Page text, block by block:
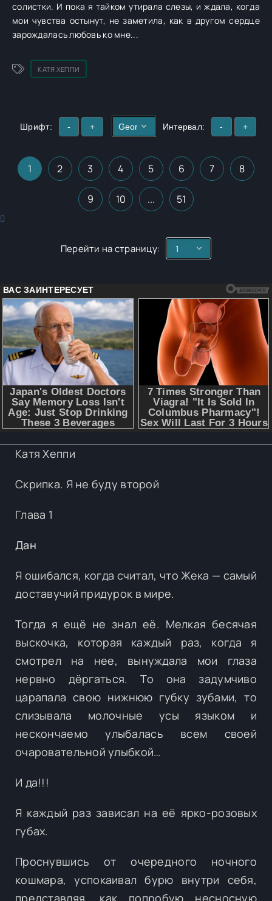
солистки. И пока я тайком утирала слезы, и ждала, когда
мои чувства остынут, не заметила, как в другом сердце
зарождалась любовь ко мне...
КАТЯ ХЕППИ
Шрифт: - + Интервал: - +
1 2 3 4 5 6 7 8
9 10 ... 51
Перейти на страницу:
Катя Хеппи
Скрипка. Я не буду второй
Глава 1
Дан
Я ошибался, когда считал, что Жека — самый
доставучий придурок в мире.
Тогда я ещё не знал её. Мелкая бесячая
выскочка, которая каждый раз, когда я
смотрел на нее, вынуждала мои глаза
нервно дёргаться. То она задумчиво
царапала свою нижнюю губку зубами, то
слизывала молочные усы языком и
нескончаемо улыбалась всем своей
очаровательной улыбкой…
И да!!!
Я каждый раз зависал на её ярко-розовых
губах.
Проснувшись от очередного ночного
кошмара, успокаивал бурю внутри себя,
представляя, как попробую несносную